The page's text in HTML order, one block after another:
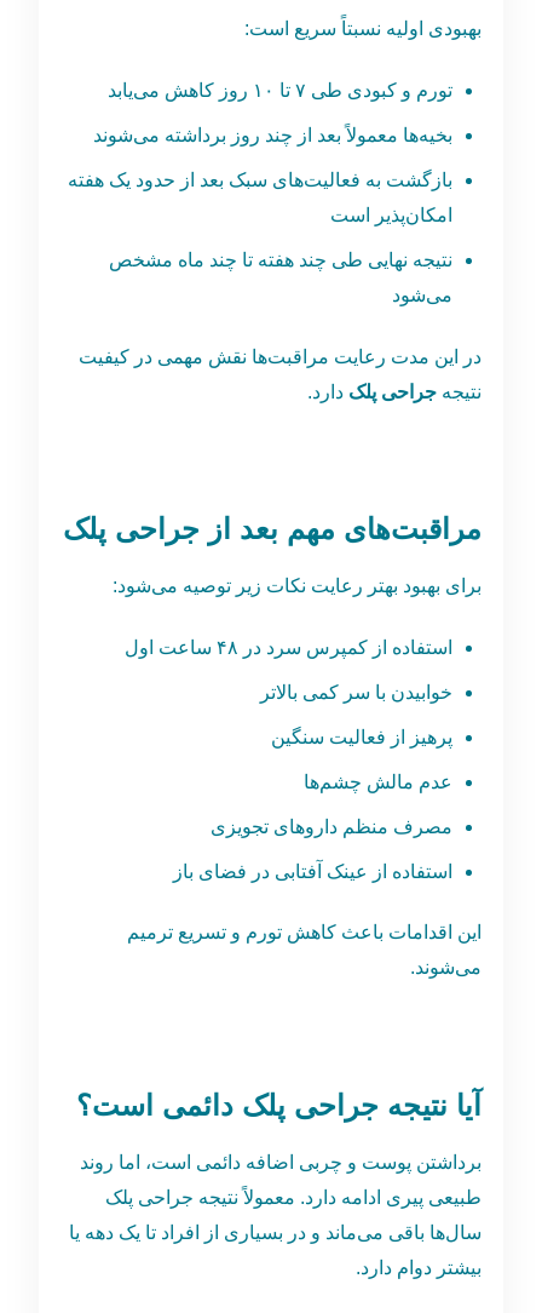
بهبودی اولیه نسبتاً سریع است:
تورم و کبودی طی ۷ تا ۱۰ روز کاهش می‌یابد
بخیه‌ها معمولاً بعد از چند روز برداشته می‌شوند
بازگشت به فعالیت‌های سبک بعد از حدود یک هفته
امکان‌پذیر است
نتیجه نهایی طی چند هفته تا چند ماه مشخص
می‌شود
در این مدت رعایت مراقبت‌ها نقش مهمی در کیفیت
نتیجهجراحی پلک دارد.
مراقبت‌های مهم بعد از جراحی پلک
برای بهبود بهتر رعایت نکات زیر توصیه می‌شود:
استفاده از کمپرس سرد در ۴۸ ساعت اول
خوابیدن با سر کمی بالاتر
پرهیز از فعالیت سنگین
عدم مالش چشم‌ها
مصرف منظم داروهای تجویزی
استفاده از عینک آفتابی در فضای باز
این اقدامات باعث کاهش تورم و تسریع ترمیم
می‌شوند.
آیا نتیجه جراحی پلک دائمی است؟
برداشتن پوست و چربی اضافه دائمی است، اما روند
طبیعی پیری ادامه دارد. معمولاً نتیجه جراحی پلک
سال‌ها باقی می‌ماند و در بسیاری از افراد تا یک دهه یا
بیشتر دوام دارد.